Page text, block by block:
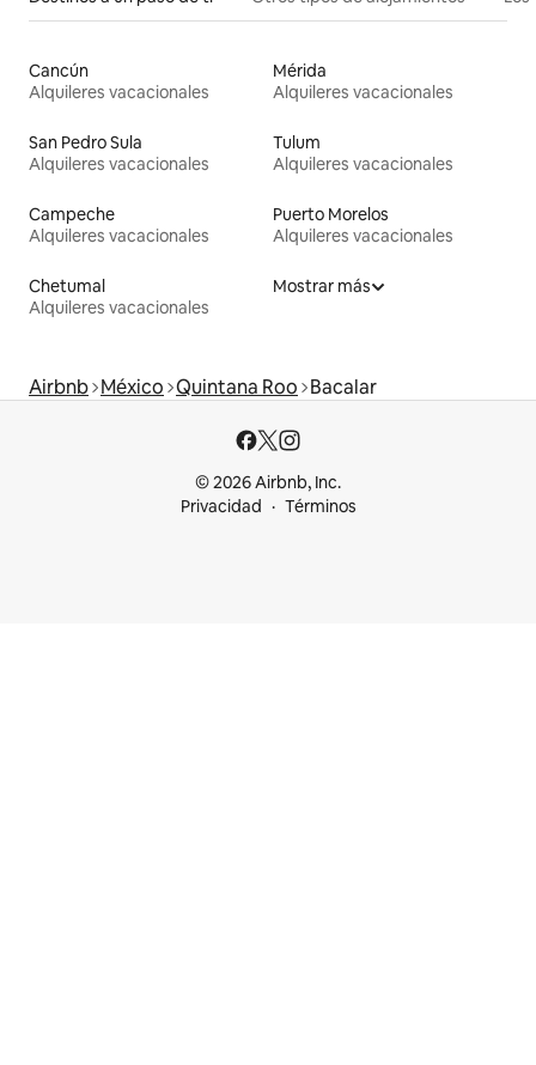
Cancún
Alquileres vacacionales
Mérida
Alquileres vacacionales
San Pedro Sula
Alquileres vacacionales
Tulum
Alquileres vacacionales
Campeche
Alquileres vacacionales
Puerto Morelos
Alquileres vacacionales
Chetumal
Alquileres vacacionales
Mostrar más
Airbnb México Quintana Roo Bacalar
© 2026 Airbnb, Inc.
Privacidad
Términos